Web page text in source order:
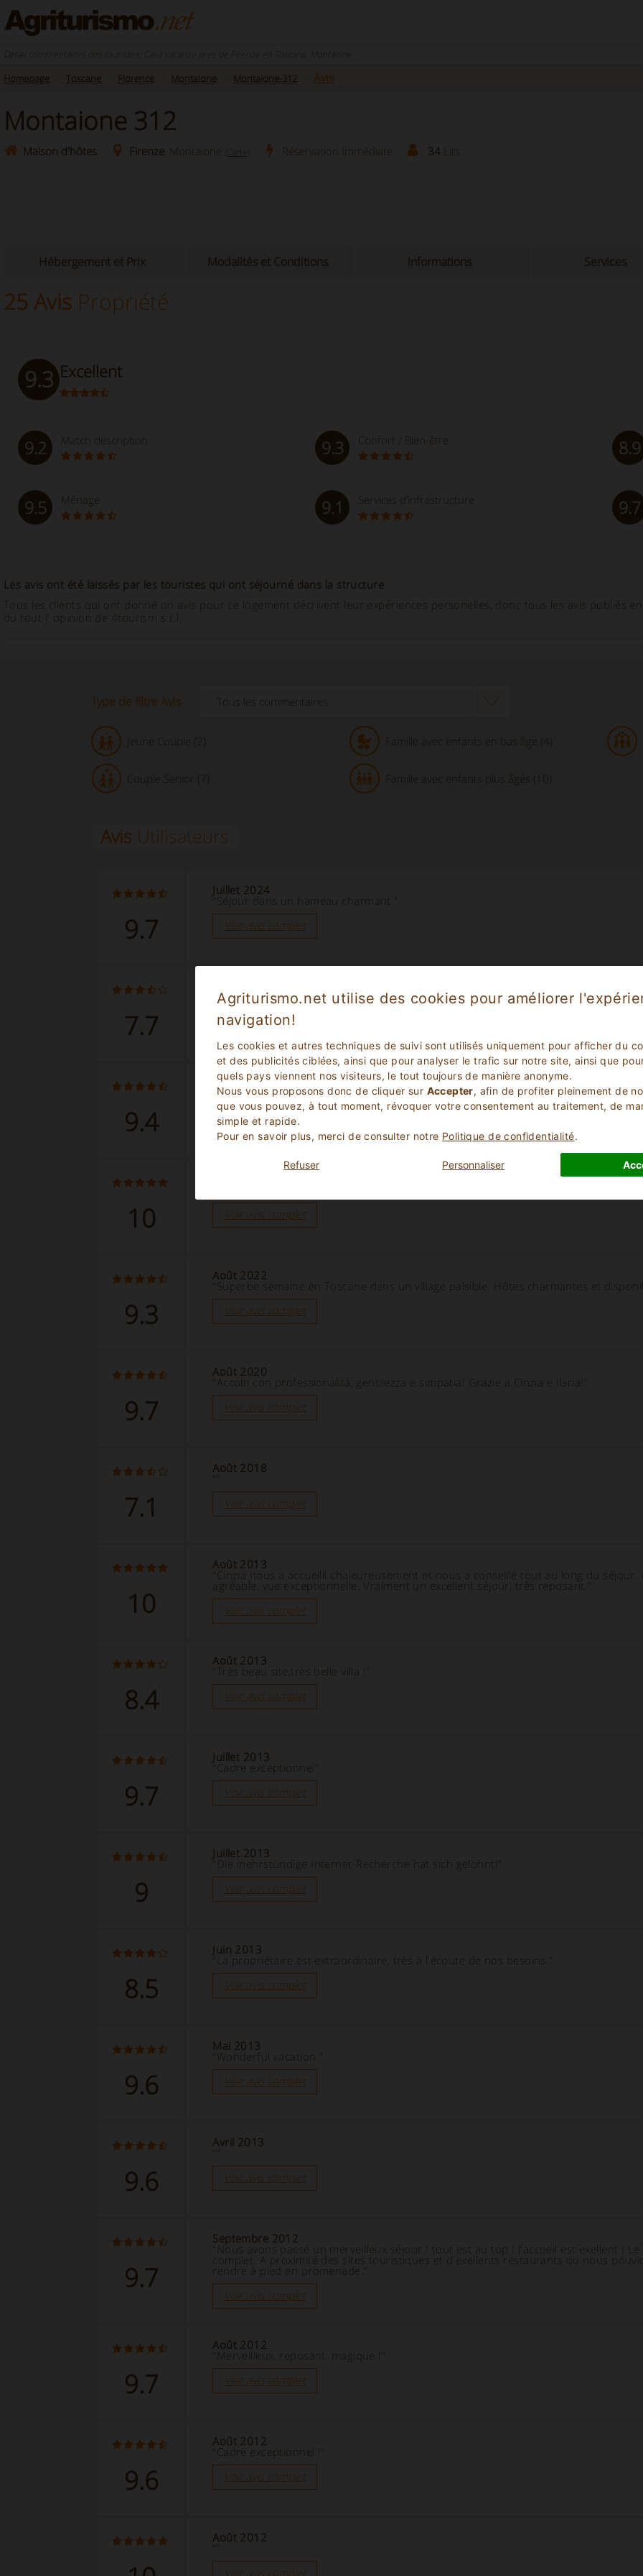
Agriturismo.net utilise des cookies pour améliorer
navigation!
Les cookies et autres techniques de suivi sont utilisés uniquement pour afficher du
et des publicités ciblées, ainsi que pour analyser le trafic sur notre site, ainsi que
quels pays viennent nos visiteurs, le tout toujours de manière anonyme.
Nous vous proposons donc de cliquer sur Accepter, afin de profiter pleinement de
que vous pouvez, à tout moment, révoquer votre consentement au traitement, de
simple et rapide.
Pour en savoir plus, merci de consulter notre Politique de confidentialité.
Refuser Personnaliser
Détail commentaires des touristes: Casa Vacanze près de Firenze en Toscana, Montaione
Homepage Toscane Florence Montaione Montaione-312 Avis
Montaione 312
Maison d'hôtes Firenze, Montaione (Carte) Réservation Immédiate 34 Lits
Hébergement et Prix Modalités et Conditions Informations Services
25 Avis Propriété
9.3 Excellent
9.2 Match description 9.3 Confort / Bien-être 8.9
9.5 Ménage 9.1 Services d’infrastructure 9.7
Les avis ont été laissés par les touristes qui ont séjourné dans la structure
Tous les clients qui ont donné un avis pour ce logement décrivent leur expériences personelles, donc tous les avis publiés
du tout l' opinion de 4tourism s.r.l.
Type de filtre Avis
Jeune Couple (2) Famille avec enfants en bas âge (4)
Couple Senior (7) Famille avec enfants plus âgés (10)
Avis Utilisateurs
Juillet 2024
“Séjour dans un hameau charmant.”
Voir avis complet
9.7
“Environnement authentique”
Voir avis complet
7.7
Avril 2023
“Havre de paix”
Voir avis complet
9.4
Voir avis complet
10
Août 2022
“Superbe semaine en Toscane dans un village paisible. Hôtes charmantes et
Voir avis complet
9.3
Août 2020
“Accolti con professionalità, gentilezza e simpatia! Grazie a Cinzia e Ilaria!”
Voir avis complet
9.7
Août 2018
“”
Voir avis complet
7.1
Août 2013
“Cinzia nous a accueilli chaleureusement et nous a conseillé tout au long du séjour.
agréable, vue exceptionnelle. Vraiment un excellent séjour, très reposant.”
Voir avis complet
10
Août 2013
“Très beau site,très belle villa !”
Voir avis complet
8.4
Juillet 2013
“Cadre exceptionnel”
Voir avis complet
9.7
Juillet 2013
“Die mehrstündige Internet-Recherche hat sich gelohnt!”
Voir avis complet
9
Juin 2013
“La propriétaire est extraordinaire, très à l'écoute de nos besoins.”
Voir avis complet
8.5
Mai 2013
“Wonderful vacation ”
Voir avis complet
9.6
Avril 2013
“”
Voir avis complet
9.6
Septembre 2012
“Nous avons passé un merveilleux séjour ! tout est au top ! l'accueil est exellent ! Le
complet. A proximité des sites touristiques et d'exellents restaurants ou nous
rendre à pied en promenade.”
Voir avis complet
9.7
Août 2012
“Merveilleux, reposant, magique !”
Voir avis complet
9.7
Août 2012
“Cadre exceptionnel !”
Voir avis complet
9.6
Août 2012
“”
Voir avis complet